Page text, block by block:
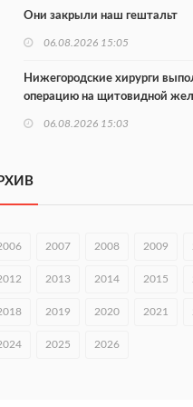
Они закрыли наш гештальт
06.08.2026 15:05
Нижегородские хирурги
операцию на щитовидной
06.08.2026 15:03
соцконтракта
06.08.2026 14:46
На повороте на Богородск
06.08.2026 14:41
«Торпедо»
2007 2008 2009
2013 2014 2015
2019 2020 2021
2025 2026